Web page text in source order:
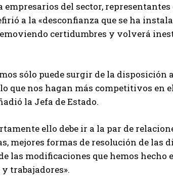
del sector,
a la «desconfianza que se ha
certidumbres y volverá
sólo puede surgir de la disposición
que nos hagan más competitivos en
la Jefa de Estado.
ello debe ir a la par de
mejores formas de resolución de las
las modificaciones que hemos hecho
trabajadores».